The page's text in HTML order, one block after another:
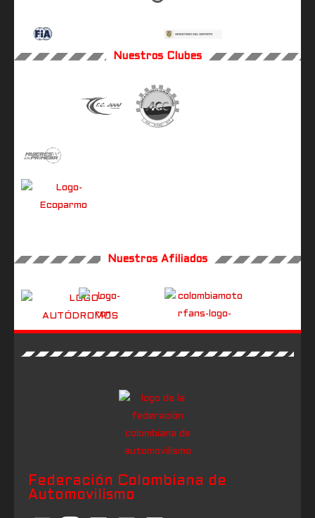
Nuestros Clubes
Nuestros Afiliados
Federación Colombiana de
Automovilismo